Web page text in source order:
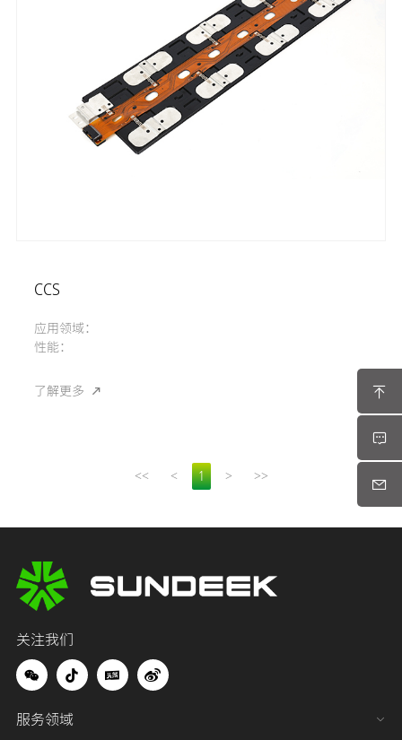
CCS
应用领域：
性能：
了解更多
<< < 1 > >>
关注我们
服务领域